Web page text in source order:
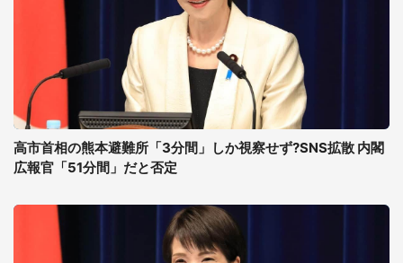
高市首相の熊本避難所「3分間」しか視察せず?SNS拡散 内閣
広報官「51分間」だと否定